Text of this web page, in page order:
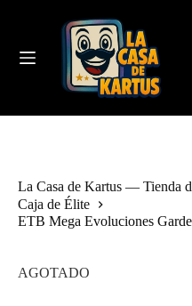
La Casa de Kartus — Tienda
Caja de Élite
ETB Mega Evoluciones
AGOTADO